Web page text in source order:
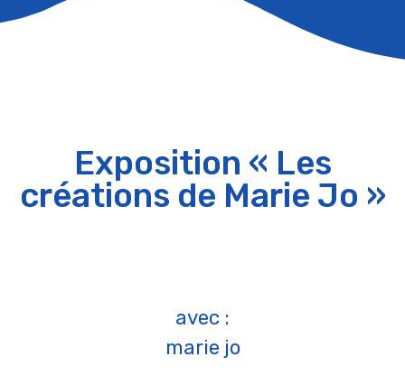
Exposition « Les
créations de Marie Jo »
avec :
marie jo